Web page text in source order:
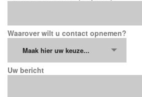
Waarover wilt u contact opnemen?
Maak hier uw keuze...
Uw bericht